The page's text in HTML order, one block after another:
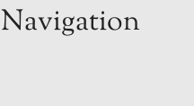
Navigation